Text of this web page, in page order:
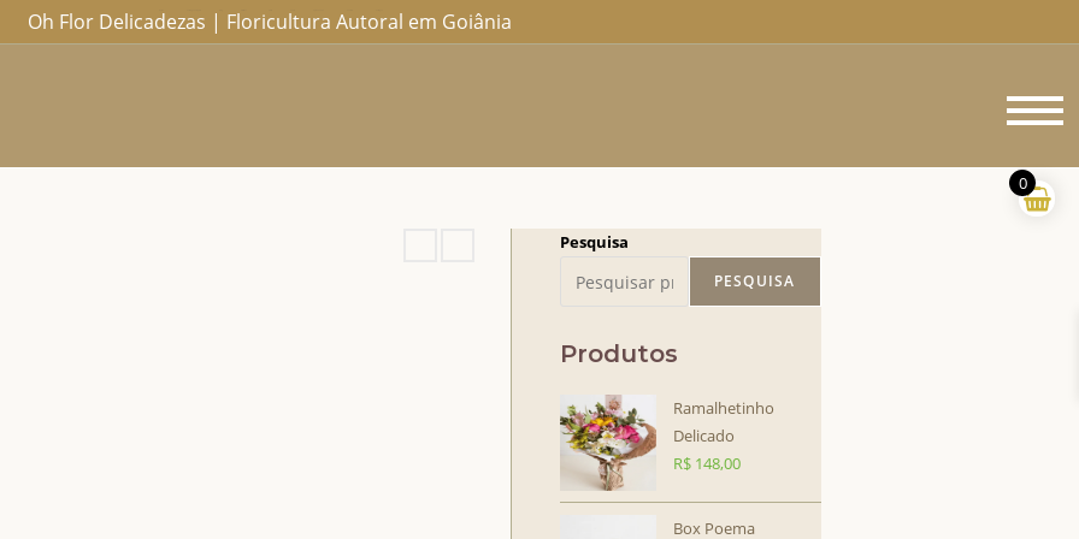
Oh Flor Delicadezas | Floricultura Autoral em Goiânia
Pesquisa
PESQUISA
Produtos
Ramalhetinho
Delicado
R$ 148,00
Box Poema
0